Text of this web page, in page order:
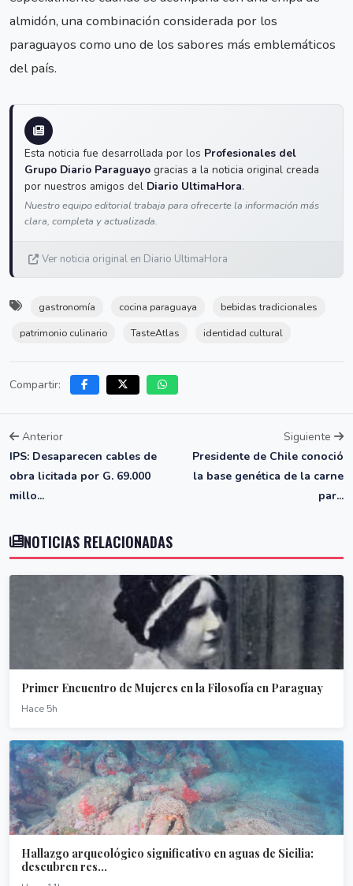
almidón, una combinación considerada por los
paraguayos como uno de los sabores más emblemáticos
del país.
Esta noticia fue desarrollada por los Profesionales del
Grupo Diario Paraguayo gracias a la noticia original creada
por nuestros amigos del Diario UltimaHora.
Nuestro equipo editorial trabaja para ofrecerte la información más
clara, completa y actualizada.
Ver noticia original en Diario UltimaHora
gastronomía cocina paraguaya
bebidas tradicionales
patrimonio culinario
TasteAtlas identidad cultural
Compartir:
Anterior
IPS: Desaparecen cables de
obra licitada por G. 69.000
millo...
Siguiente
Presidente de Chile conoció
la base genética de la carne
par...
NOTICIAS RELACIONADAS
Primer Encuentro de Mujeres en la Filosofía en Paraguay
Hace 5h
Hallazgo arqueológico significativo en aguas de Sicilia:
descubren res...